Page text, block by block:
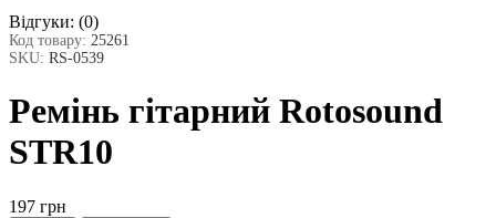
Відгуки: (0)
Код товару: 25261
SKU: RS-0539
Ремінь гітарний Rotosound
STR10
197 грн